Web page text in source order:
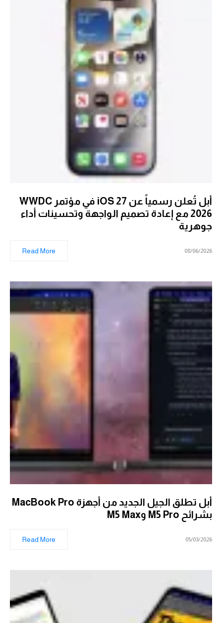
أبل تُعلن رسمياً عن iOS 27 في مؤتمر WWDC
2026 مع إعادة تصميم الواجهة وتحسينات أداء
جوهرية
08/06/2026
Read More
أبل تطلق الجيل الجديد من أجهزة MacBook Pro
بشرائح M5 Pro وM5 Max
05/03/2026
Read More